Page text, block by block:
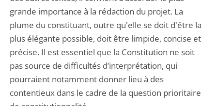
grande importance à la rédaction du projet. La
plume du constituant, outre qu'elle se doit d'être la
plus élégante possible, doit être limpide, concise et
précise. Il est essentiel que la Constitution ne soit
pas source de difficultés d’interprétation, qui
pourraient notamment donner lieu à des
contentieux dans le cadre de la question prioritaire